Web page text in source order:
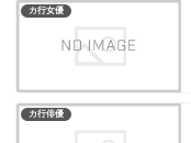
カ行女優
カ行俳優